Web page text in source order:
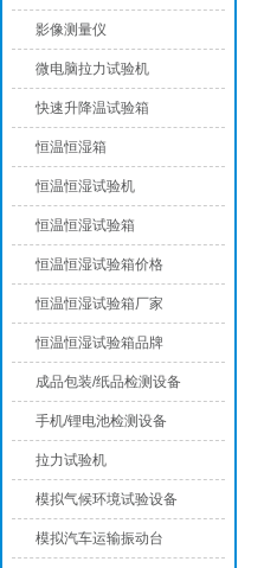
影像测量仪
微电脑拉力试验机
快速升降温试验箱
恒温恒湿箱
恒温恒湿试验机
恒温恒湿试验箱
恒温恒湿试验箱价格
恒温恒湿试验箱厂家
恒温恒湿试验箱品牌
成品包装/纸品检测设备
手机/锂电池检测设备
拉力试验机
模拟气候环境试验设备
模拟汽车运输振动台